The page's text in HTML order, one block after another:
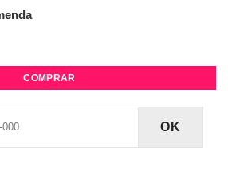
Ya No Lloran quantidade
COMPRAR
OK